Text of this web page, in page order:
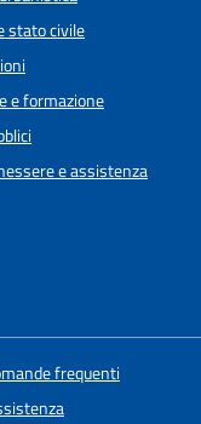
stato civile
e formazione
e assistenza
frequenti